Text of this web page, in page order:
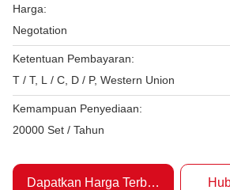
Harga:
Negotation
Ketentuan Pembayaran:
T / T, L / C, D / P, Western Union
Kemampuan Penyediaan:
20000 Set / Tahun
Dapatkan Harga Terbaik